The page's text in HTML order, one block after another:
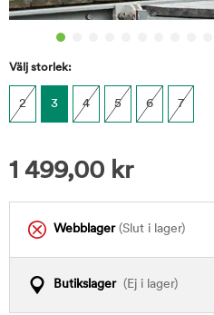
Välj storlek:
2 3 4 5 6 7
1 499,00 kr
Webblager(Slut i lager)
Butikslager(Ej i lager)